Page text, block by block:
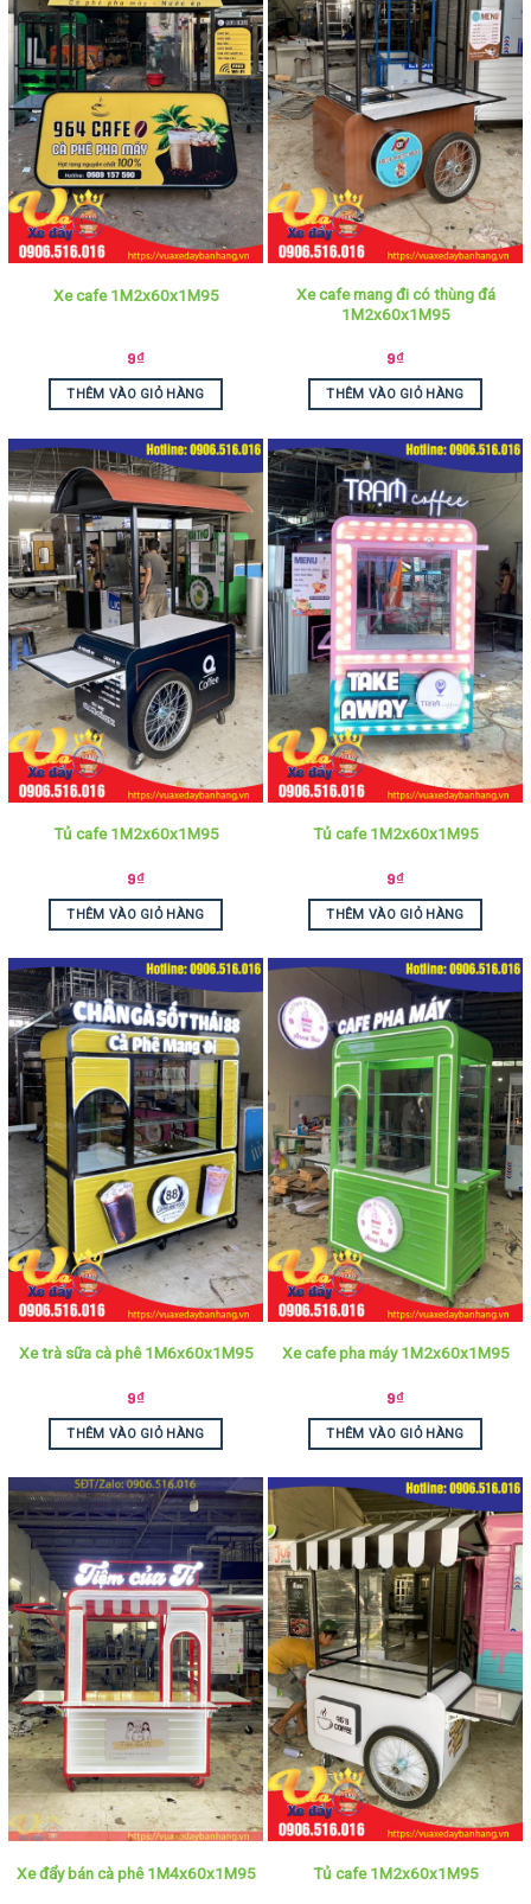
Xe cafe 1M2x60x1M95
9₫
THÊM VÀO GIỎ HÀNG
Xe cafe mang đi có thùng đá
1M2x60x1M95
9₫
THÊM VÀO GIỎ HÀNG
Tủ cafe 1M2x60x1M95
9₫
THÊM VÀO GIỎ HÀNG
Tủ cafe 1M2x60x1M95
9₫
THÊM VÀO GIỎ HÀNG
Xe trà sữa cà phê 1M6x60x1M95
9₫
THÊM VÀO GIỎ HÀNG
Xe cafe pha máy 1M2x60x1M95
9₫
THÊM VÀO GIỎ HÀNG
Xe đẩy bán cà phê 1M4x60x1M95 Tủ cafe 1M2x60x1M95